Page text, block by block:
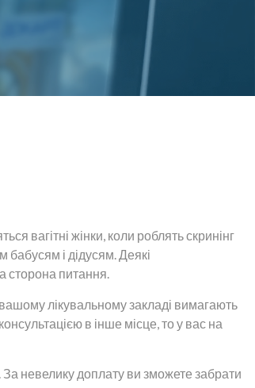
вагітні жінки, коли роблять скринінг
і дідусям. Деякі
сторона питання.
лікувальному закладі вимагають
в інше місце, то у вас на
невелику доплату ви зможете забрати